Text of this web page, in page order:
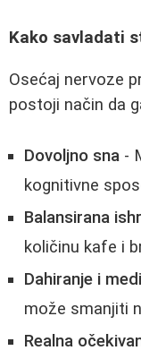
Kako savladati
Osećaj nervoze
postoji način da
Dovoljno sna -
kognitivne
Balansirana
količinu kafe i
Dahiranje i
može smanjiti
Realna